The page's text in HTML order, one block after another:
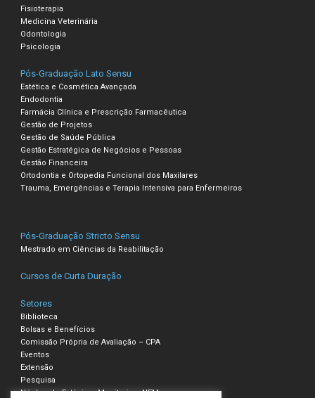
Fisioterapia
Medicina Veterinária
Odontologia
Psicologia
Pós-Graduação Lato Sensu
Estética e Cosmética Avançada
Endodontia
Farmácia Clínica e Prescrição Farmacêutica
Gestão de Projetos
Gestão de Saúde Pública
Gestão Estratégica de Negócios e Pessoas
Gestão Financeira
Ortodontia e Ortopedia Funcional dos Maxilares
Trauma, Emergências e Terapia Intensiva para Enfermeiros
Pós-Graduação Stricto Sensu
Mestrado em Ciências da Reabilitação
Cursos de Curta Duração
Setores
Biblioteca
Bolsas e Benefícios
Comissão Própria de Avaliação – CPA
Eventos
Extensão
Pesquisa
Núcleo de Estágio e Monitoria – NEM